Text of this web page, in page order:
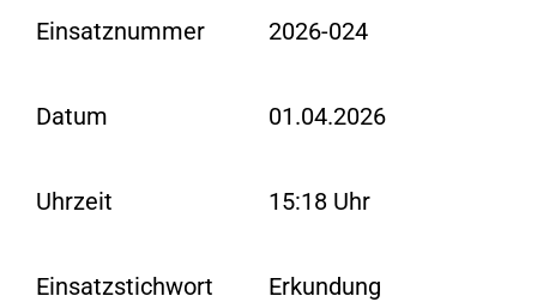
Einsatznummer 2026-024
Datum 01.04.2026
Uhrzeit 15:18 Uhr
Einsatzstichwort Erkundung